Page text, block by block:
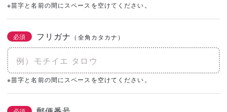
※苗字と名前の間にスペースを空けてください。
必須 フリガナ （全角カタカナ）
※苗字と名前の間にスペースを空けてください。